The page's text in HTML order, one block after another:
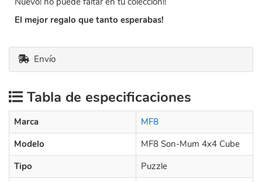
El mejor regalo que tanto esperabas!
Envío
Tabla de especificaciones
Marca
MF8
Modelo
MF8 Son-Mum 4x4 Cube
Tipo
Puzzle